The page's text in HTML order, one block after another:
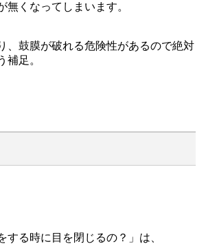
無くなってしまいます。
、鼓膜が破れる危険性があるので絶対
補足。
する時に目を閉じるの？」は、